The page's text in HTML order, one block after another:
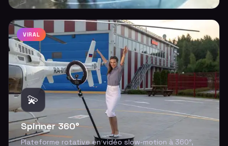
VIRAL
💫
Spinner 360°
Plateforme rotative en vidéo slow-motion à 360°,